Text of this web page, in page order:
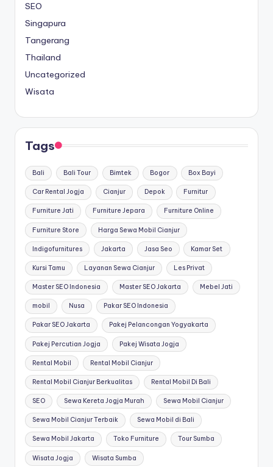
SEO
Singapura
Tangerang
Thailand
Uncategorized
Wisata
Tags
Bali Bali Tour Bimtek Bogor Box Bayi
Car Rental Jogja Cianjur Depok Furnitur
Furniture Jati Furniture Jepara Furniture Online
Furniture Store Harga Sewa Mobil Cianjur
Indigofurnitures Jakarta Jasa Seo Kamar Set
Kursi Tamu Layanan Sewa Cianjur Les Privat
Master SEO Indonesia Master SEO Jakarta Mebel Jati
mobil Nusa Pakar SEO Indonesia
Pakar SEO Jakarta Pakej Pelancongan Yogyakarta
Pakej Percutian Jogja Pakej Wisata Jogja
Rental Mobil Rental Mobil Cianjur
Rental Mobil Cianjur Berkualitas Rental Mobil Di Bali
SEO Sewa Kereta Jogja Murah Sewa Mobil Cianjur
Sewa Mobil Cianjur Terbaik Sewa Mobil di Bali
Sewa Mobil Jakarta Toko Furniture Tour Sumba
Wisata Jogja Wisata Sumba